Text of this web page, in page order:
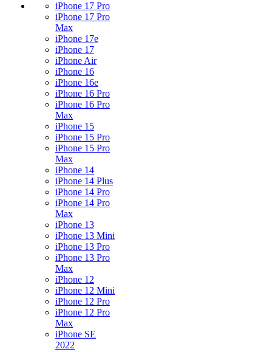
iPhone 17 Pro
iPhone 17 Pro
Max
iPhone 17e
iPhone 17
iPhone Air
iPhone 16
iPhone 16e
iPhone 16 Pro
iPhone 16 Pro
Max
iPhone 15
iPhone 15 Pro
iPhone 15 Pro
Max
iPhone 14
iPhone 14 Plus
iPhone 14 Pro
iPhone 14 Pro
Max
iPhone 13
iPhone 13 Mini
iPhone 13 Pro
iPhone 13 Pro
Max
iPhone 12
iPhone 12 Mini
iPhone 12 Pro
iPhone 12 Pro
Max
iPhone SE
2022